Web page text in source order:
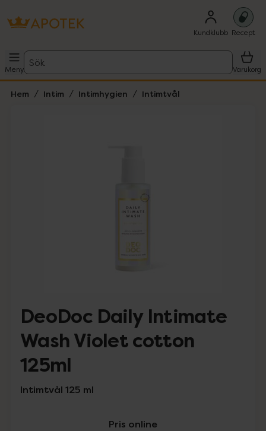
Kundklubb Recept
Meny
Sök
Varukorg
Hem Intim Intimhygien Intimtvål
DeoDoc Daily Intimate
Wash Violet cotton
125ml
Intimtvål 125 ml
Pris online